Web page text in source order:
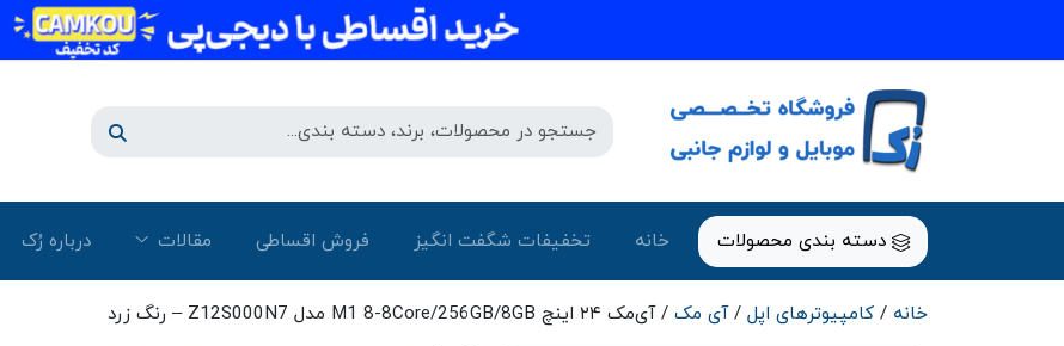
دسته بندی محصولات خانه تخفیفات شگفت انگیز فروش اقساطی مقالات درباره رُک‌
خانه / کامپیوتر‌های اپل /آی مک / آی‌مک ۲۴ اینچ M1 8-8Core/256GB/8GB مدل Z12S000N7 – رنگ زرد